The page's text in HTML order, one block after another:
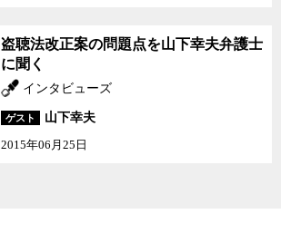
盗聴法改正案の問題点を山下幸夫弁護士
に聞く
インタビューズ
ゲスト
山下幸夫
2015年06月25日